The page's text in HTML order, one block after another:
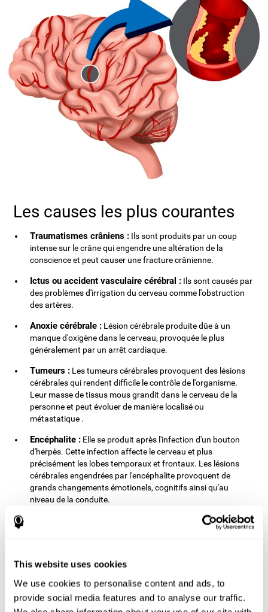
This website uses cookies
We use cookies to personalise content and ads, to
provide social media features and to analyse our traffic.
Les causes les plus courantes
Traumatismes crâniens : Ils sont produits par un coup
intense sur le crâne qui engendre une altération de la
conscience et peut causer une fracture crânienne.
Ictus ou accident vasculaire cérébral : Ils sont causés par
des problèmes d'irrigation du cerveau comme l'obstruction
des artères.
Anoxie cérébrale : Lésion cérébrale produite dûe à un
manque d'oxigène dans le cerveau, provoquée le plus
généralement par un arrêt cardiaque.
Tumeurs : Les tumeurs cérébrales provoquent des lésions
cérébrales qui rendent difficile le contrôle de l'organisme.
Leur masse de tissus mous grandit dans le cerveau de la
personne et peut évoluer de manière localisé ou
métastatique .
Encéphalite : Elle se produit après l'infection d'un bouton
d'herpès. Cette infection affecte le cerveau et plus
précisément les lobes temporaux et frontaux. Les lésions
cérébrales engendrées par l'encéphalite provoquent de
grands changements émotionels, cognitifs ainsi qu'au
niveau de la conduite.
A ce jour, la lésion cérébrale traumatique
est une des
principales causes d'handicap et de détérioration cognitive,
femmes. Les causes et symptômes sont multiples et dependent
du type de lésion. Les causes incluent les chutes, les accidents de
la route, la violence et le sport.